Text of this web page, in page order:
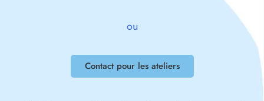
ou
Contact pour les ateliers